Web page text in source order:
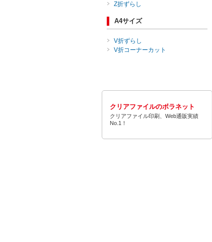
Z折ずらし
A4サイズ
V折ずらし
V折コーナーカット
クリアファイルのボラネット
クリアファイル印刷、Web通販実績
No.1！